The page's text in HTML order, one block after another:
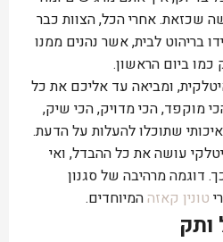
שכזאת. אחרי הכל, הצוות כבר
בריהוט לבית, אשר נהנים ממנו
כמו ביום הראשון.
ומביאה עד אליכם את כל
מוקפד, הכי מדויק, הכי שיק,
שתוכלו להעלות על הדעת.
עושה את כל ההבדל, ואי
דוגמה מרהיבה של סגנון
טונין קאזההמיוחדים.